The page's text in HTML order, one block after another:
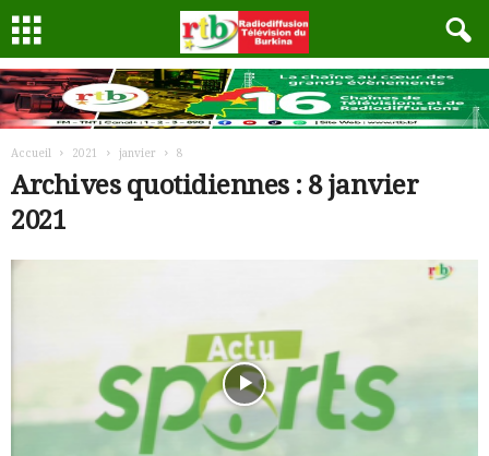
Accueil 2021 janvier 8
Archives quotidiennes : 8 janvier
2021